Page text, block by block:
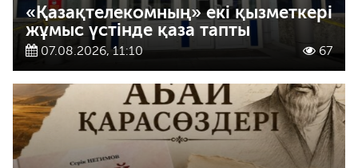
«Қазақтелекомның» екі қызметкері
жұмыс үстінде қаза тапты
07.08.2026, 11:10 67